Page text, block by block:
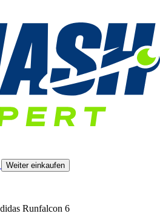
Weiter einkaufen
Runfalcon 6